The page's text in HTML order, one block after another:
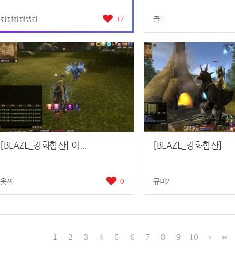
킹캥킹켕캥킹 17 골드
[BLAZE_강화합산] 이...
읏짜 0
[BLAZE_강화합산]
규미2
1 2 3 4 5 6 7 8 9 10